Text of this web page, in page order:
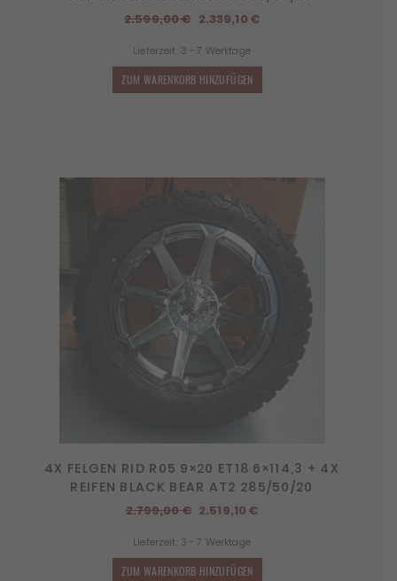
2.599,00€ Ursprünglicher
war:
2.599,00 €
2.339,10 €Aktueller
Lieferzeit: 3 - 7 Werktage
ZUM WARENKORB HINZUFÜGEN
4X FELGEN RID R05 9×20 ET18 6×114,3 + 4X
REIFEN BLACK BEAR AT2 285/50/20
2.799,00€ Ursprünglicher
war:
2.799,00 €
2.519,10€Aktueller
Lieferzeit: 3 - 7 Werktage
ZUM WARENKORB HINZUFÜGEN